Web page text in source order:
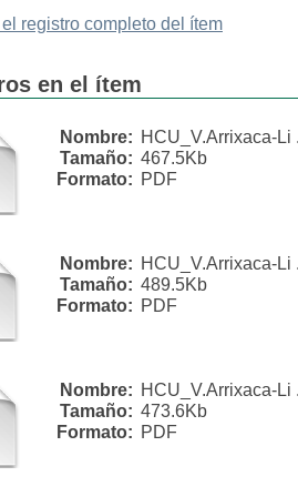
el registro completo del ítem
en el ítem
Nombre: HCU_V.Arrixaca-Li
Tamaño: 467.5Kb
Formato: PDF
Nombre: HCU_V.Arrixaca-Li
Tamaño: 489.5Kb
Formato: PDF
Nombre: HCU_V.Arrixaca-Li
Tamaño: 473.6Kb
Formato: PDF